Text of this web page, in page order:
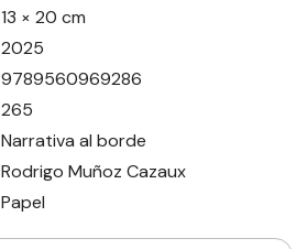
13 × 20 cm
2025
9789560969286
265
Narrativa al borde
Rodrigo Muñoz Cazaux
Papel